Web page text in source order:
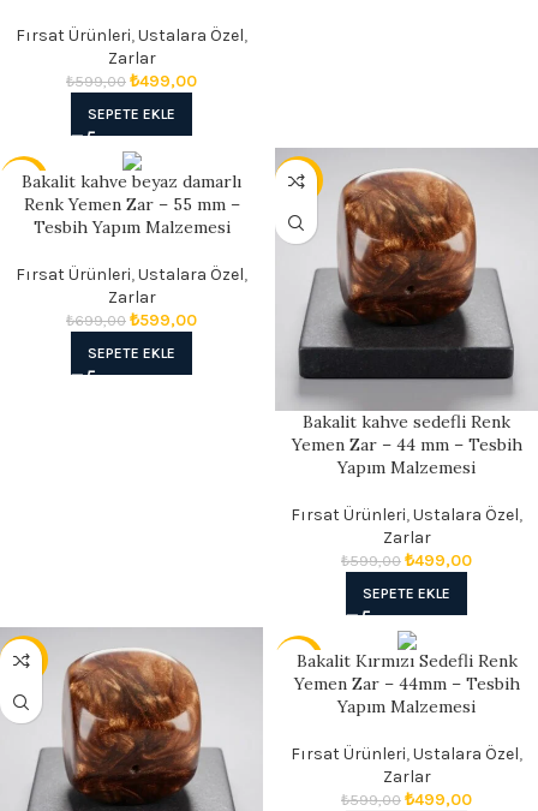
Fırsat Ürünleri,Ustalara Özel,
Zarlar
₺599,00 ₺499,00
SEPETE EKLE
- 14%
Bakalit kahve beyaz damarlı
Renk Yemen Zar – 55 mm –
Tesbih Yapım Malzemesi
Fırsat Ürünleri,Ustalara Özel,
Zarlar
₺699,00 ₺599,00
SEPETE EKLE
- 17%
Bakalit kahve sedefli Renk
Yemen Zar – 44 mm – Tesbih
Yapım Malzemesi
Fırsat Ürünleri,Ustalara Özel,
Zarlar
₺599,00 ₺499,00
SEPETE EKLE
- 14% - 17%
Bakalit Kırmızı Sedefli Renk
Yemen Zar – 44mm – Tesbih
Yapım Malzemesi
Fırsat Ürünleri,Ustalara Özel,
Zarlar
₺599,00 ₺499,00